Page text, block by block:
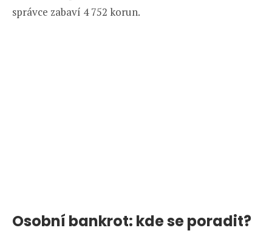
správce zabaví 4 752 korun.
Osobní bankrot: kde se poradit?